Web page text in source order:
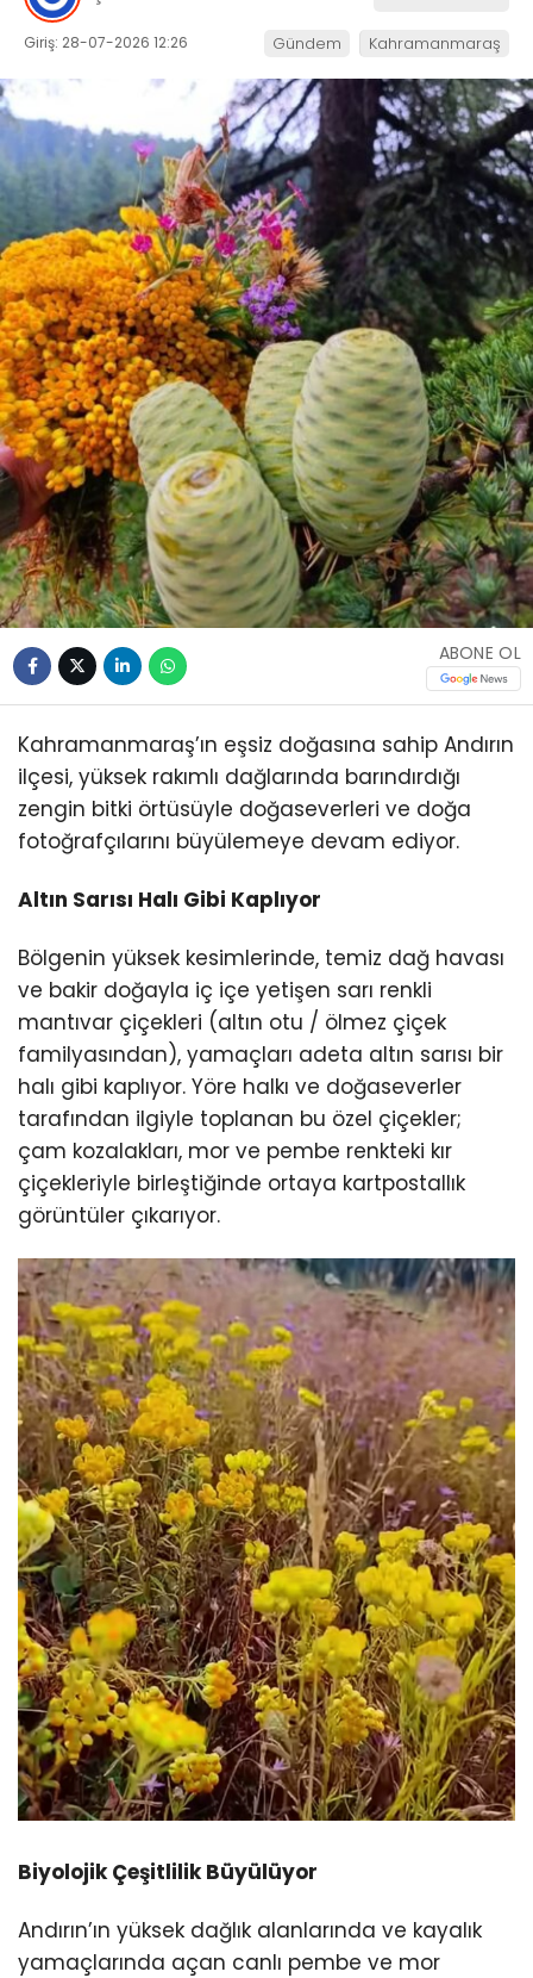
Giriş: 28-07-2026 12:26 Gündem Kahramanmaraş
ABONE OL
Kahramanmaraş’ın eşsiz doğasına sahip Andırın
ilçesi, yüksek rakımlı dağlarında barındırdığı
zengin bitki örtüsüyle doğaseverleri ve doğa
fotoğrafçılarını büyülemeye devam ediyor.
Altın Sarısı Halı Gibi Kaplıyor
Bölgenin yüksek kesimlerinde, temiz dağ havası
ve bakir doğayla iç içe yetişen sarı renkli
mantıvar çiçekleri (altın otu / ölmez çiçek
familyasından), yamaçları adeta altın sarısı bir
halı gibi kaplıyor. Yöre halkı ve doğaseverler
tarafından ilgiyle toplanan bu özel çiçekler;
çam kozalakları, mor ve pembe renkteki kır
çiçekleriyle birleştiğinde ortaya kartpostallık
görüntüler çıkarıyor.
Biyolojik Çeşitlilik Büyülüyor
Andırın’ın yüksek dağlık alanlarında ve kayalık
yamaçlarında açan canlı pembe ve mor